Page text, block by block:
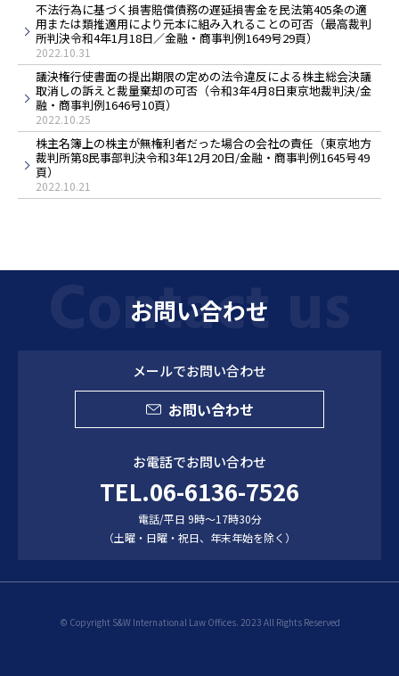
不法行為に基づく損害賠償債務の遅延損害金を民法第405条の適
用または類推適用により元本に組み入れることの可否（最高裁判
所判決令和4年1月18日／金融・商事判例1649号29頁）
2022.10.31
議決権行使書面の提出期限の定めの法令違反による株主総会決議
取消しの訴えと裁量棄却の可否（令和3年4月8日東京地裁判決/金
融・商事判例1646号10頁）
2022.10.25
株主名簿上の株主が無権利者だった場合の会社の責任（東京地方
裁判所第8民事部判決令和3年12月20日/金融・商事判例1645号49
頁）
2022.10.21
お問い合わせ
メールでお問い合わせ
お問い合わせ
お電話でお問い合わせ
TEL.06-6136-7526
電話/平日 9時～17時30分
（土曜・日曜・祝日、年末年始を除く）
© Copyright S&W International Law Offices. 2023 All Rights Reserved